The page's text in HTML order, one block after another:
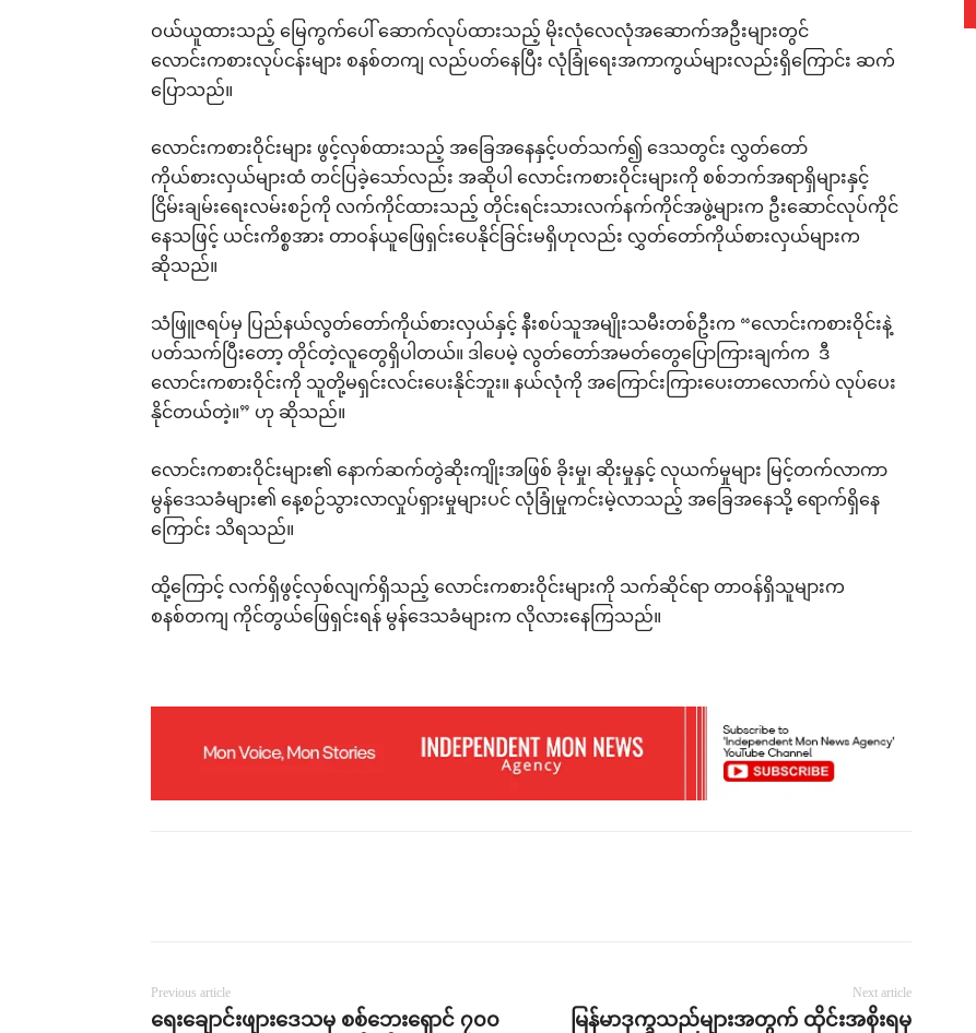
ဝယ်ယူထားသည့် မြေကွက်ပေါ် ဆောက်လုပ်ထားသည့် မိုးလုံလေလုံအဆောက်အဦးများတွင်
လောင်းကစားလုပ်ငန်းများ စနစ်တကျ လည်ပတ်နေပြီး လုံခြုံရေးအကာကွယ်များလည်းရှိကြောင်း ဆက်
ပြောသည်။
လောင်းကစားဝိုင်းများ ဖွင့်လှစ်ထားသည့် အခြေအနေနှင့်ပတ်သက်၍ ဒေသတွင်း လွှတ်တော်
ကိုယ်စားလှယ်များထံ တင်ပြခဲ့သော်လည်း အဆိုပါ လောင်းကစားဝိုင်းများကို စစ်ဘက်အရာရှိများနှင့်
ငြိမ်းချမ်းရေးလမ်းစဉ်ကို လက်ကိုင်ထားသည့် တိုင်းရင်းသားလက်နက်ကိုင်အဖွဲ့များက ဦးဆောင်လုပ်ကိုင်
နေသဖြင့် ယင်းကိစ္စအား တာဝန်ယူဖြေရှင်းပေနိုင်ခြင်းမရှိဟုလည်း လွှတ်တော်ကိုယ်စားလှယ်များက
ဆိုသည်။
သံဖြူဇရပ်မှ ပြည်နယ်လွတ်တော်ကိုယ်စားလှယ်နှင့် နီးစပ်သူအမျိုးသမီးတစ်ဦးက “လောင်းကစားဝိုင်းနဲ့
ပတ်သက်ပြီးတော့ တိုင်တဲ့လူတွေရှိပါတယ်။ ဒါပေမဲ့ လွတ်တော်အမတ်တွေပြောကြားချက်က ဒီ
လောင်းကစားဝိုင်းကို သူတို့မရှင်းလင်းပေးနိုင်ဘူး။ နယ်လုံကို အကြောင်းကြားပေးတာလောက်ပဲ လုပ်ပေး
နိုင်တယ်တဲ့။” ဟု ဆိုသည်။
လောင်းကစားဝိုင်းများ၏ နောက်ဆက်တွဲဆိုးကျိုးအဖြစ် ခိုးမှု၊ ဆိုးမှုနှင့် လုယက်မှုများ မြင့်တက်လာကာ
မွန်ဒေသခံများ၏ နေ့စဉ်သွားလာလှုပ်ရှားမှုများပင် လုံခြုံမှုကင်းမဲ့လာသည့် အခြေအနေသို့ ရောက်ရှိနေ
ကြောင်း သိရသည်။
ထို့ကြောင့် လက်ရှိဖွင့်လှစ်လျက်ရှိသည့် လောင်းကစားဝိုင်းများကို သက်ဆိုင်ရာ တာဝန်ရှိသူများက
စနစ်တကျ ကိုင်တွယ်ဖြေရှင်းရန် မွန်ဒေသခံများက လိုလားနေကြသည်။
Previous article
ရေးချောင်းဖျားဒေသမှ စစ်ဘေးရှောင် ၇၀၀
Next article
မြန်မာဒုက္ခသည်များအတွက် ထိုင်းအစိုးရမှ